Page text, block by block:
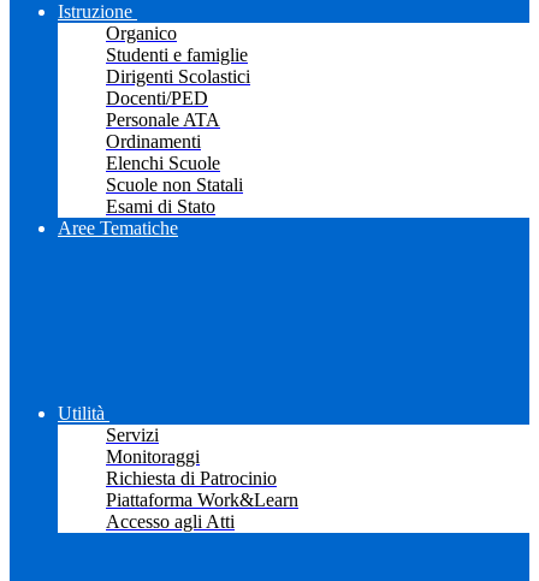
Istruzione
Organico
Studenti e famiglie
Dirigenti Scolastici
Docenti/PED
Personale ATA
Ordinamenti
Elenchi Scuole
Scuole non Statali
Esami di Stato
Aree Tematiche
Utilità
Servizi
Monitoraggi
Richiesta di Patrocinio
Piattaforma Work&Learn
Accesso agli Atti